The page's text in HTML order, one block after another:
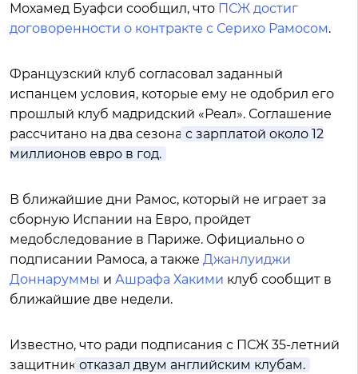
Мохамед Буафси сообщил, что ПСЖ достиг
договоренности о контракте с Серихо Рамосом.
Французский клуб согласовал заданный
испанцем условия, которые ему не одобрил его
прошлый клуб мадридский «Реал». Соглашение
рассчитано на два сезона с зарплатой около 12
миллионов евро в год.
В ближайшие дни Рамос, который не играет за
сборную Испании на Евро, пройдет
медобследование в Париже. Официально о
подписании Рамоса, а также Джанлуиджи
Доннаруммы и Ашрафа Хакими клуб сообщит в
ближайшие две недели.
Известно, что ради подписания с ПСЖ 35-летний
защитник отказал двум английским клубам.